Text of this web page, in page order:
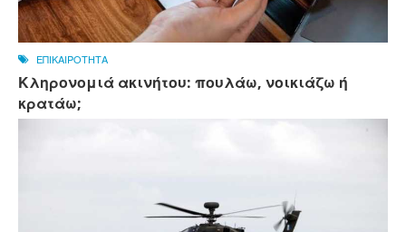
ΕΠΙΚΑΙΡΟΤΗΤΑ
Κληρονομιά ακινήτου: πουλάω, νοικιάζω ή
κρατάω;